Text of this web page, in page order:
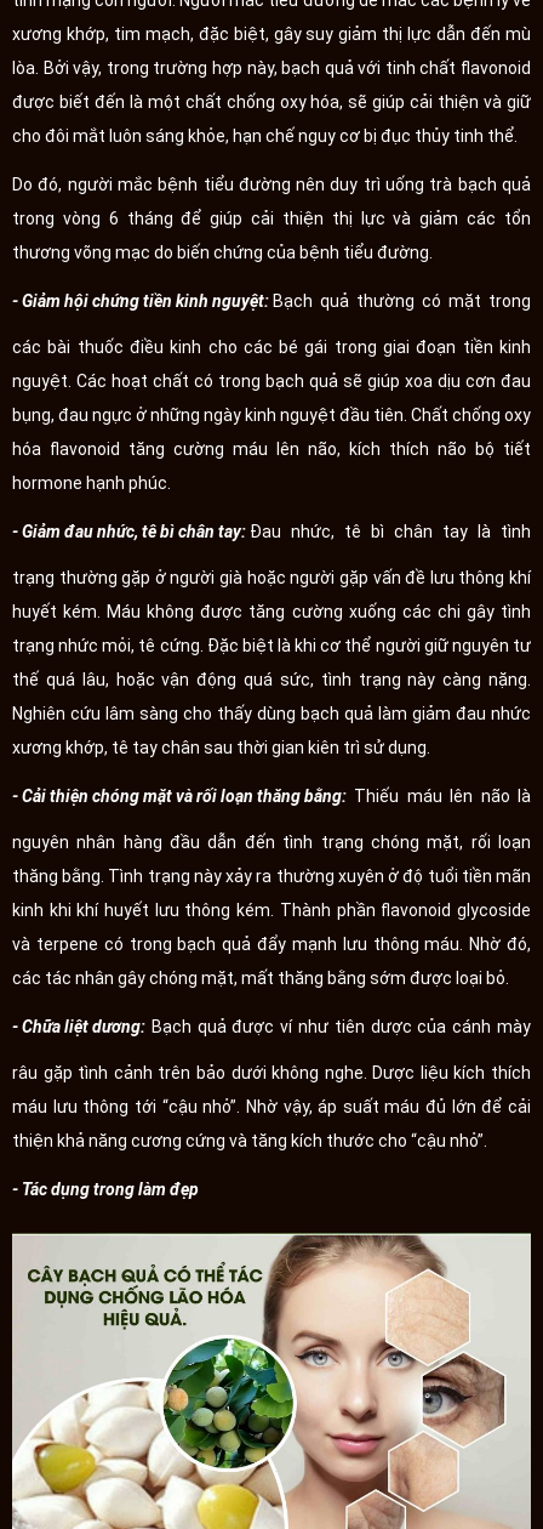
xương khớp, tim mạch, đặc biệt, gây suy giảm thị lực dẫn đến mù
lòa. Bởi vậy, trong trường hợp này, bạch quả với tinh chất flavonoid
được biết đến là một chất chống oxy hóa, sẽ giúp cải thiện và giữ
cho đôi mắt luôn sáng khỏe, hạn chế nguy cơ bị đục thủy tinh thể.
Do đó, người mắc bệnh tiểu đường nên duy trì uống trà bạch quả
trong vòng 6 tháng để giúp cải thiện thị lực và giảm các tổn
thương võng mạc do biến chứng của bệnh tiểu đường.
- Giảm hội chứng tiền kinh nguyệt: Bạch quả thường có mặt trong
các bài thuốc điều kinh cho các bé gái trong giai đoạn tiền kinh
nguyệt. Các hoạt chất có trong bạch quả sẽ giúp xoa dịu cơn đau
bụng, đau ngực ở những ngày kinh nguyệt đầu tiên. Chất chống oxy
hóa flavonoid tăng cường máu lên não, kích thích não bộ tiết
hormone hạnh phúc.
- Giảm đau nhức, tê bì chân tay: Đau nhức, tê bì chân tay là tình
trạng thường gặp ở người già hoặc người gặp vấn đề lưu thông khí
huyết kém. Máu không được tăng cường xuống các chi gây tình
trạng nhức mỏi, tê cứng. Đặc biệt là khi cơ thể người giữ nguyên tư
thế quá lâu, hoặc vận động quá sức, tình trạng này càng nặng.
Nghiên cứu lâm sàng cho thấy dùng bạch quả làm giảm đau nhức
xương khớp, tê tay chân sau thời gian kiên trì sử dụng.
- Cải thiện chóng mặt và rối loạn thăng bằng: Thiếu máu lên não là
nguyên nhân hàng đầu dẫn đến tình trạng chóng mặt, rối loạn
thăng bằng. Tình trạng này xảy ra thường xuyên ở độ tuổi tiền mãn
kinh khi khí huyết lưu thông kém. Thành phần flavonoid glycoside
và terpene có trong bạch quả đẩy mạnh lưu thông máu. Nhờ đó,
các tác nhân gây chóng mặt, mất thăng bằng sớm được loại bỏ.
- Chữa liệt dương: Bạch quả được ví như tiên dược của cánh mày
râu gặp tình cảnh trên bảo dưới không nghe. Dược liệu kích thích
máu lưu thông tới “cậu nhỏ”. Nhờ vậy, áp suất máu đủ lớn để cải
thiện khả năng cương cứng và tăng kích thước cho “cậu nhỏ”.
- Tác dụng trong làm đẹp